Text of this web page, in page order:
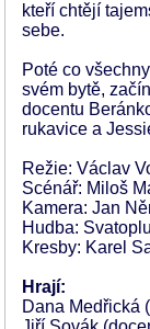
kteří chtějí
sebe.
Poté co
svém bytě,
docentu
rukavice a
Režie: Václav
Scénář: Miloš
Kamera: Jan
Hudba:
Kresby: Karel
Hrají:
Dana Medřická